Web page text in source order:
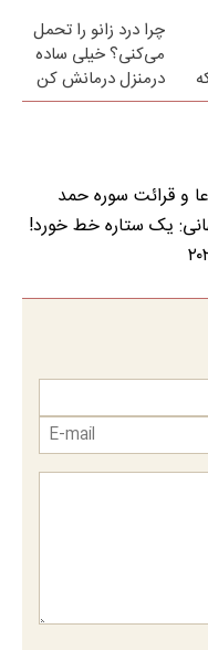
چرا درد زانو را تحمل
می‌کنی؟ خیلی ساده
درمنزل درمانش کن
و قرائت سوره حمد
یک ستاره خط خورد!